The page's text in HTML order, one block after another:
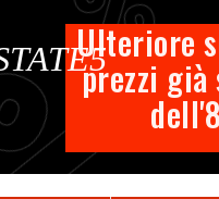
Ulteriore
prezzi